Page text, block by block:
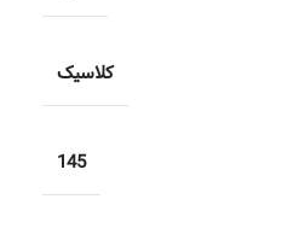
کلاسیک
145